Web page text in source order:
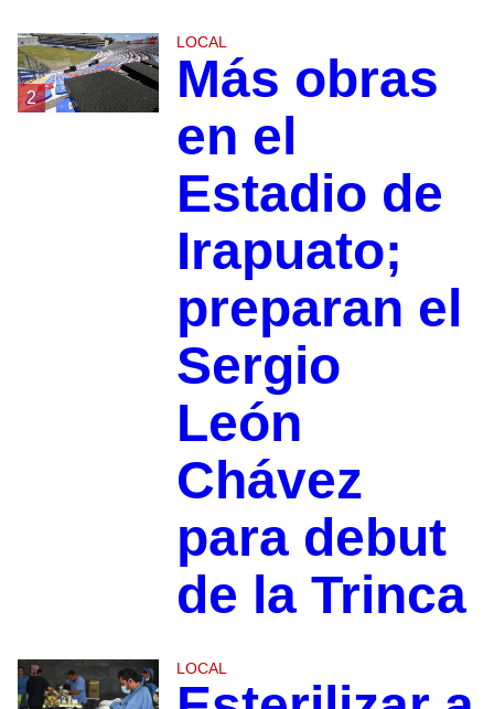
2
LOCAL
Más obras
en el
Estadio de
Irapuato;
preparan el
Sergio
León
Chávez
para debut
de la Trinca
LOCAL